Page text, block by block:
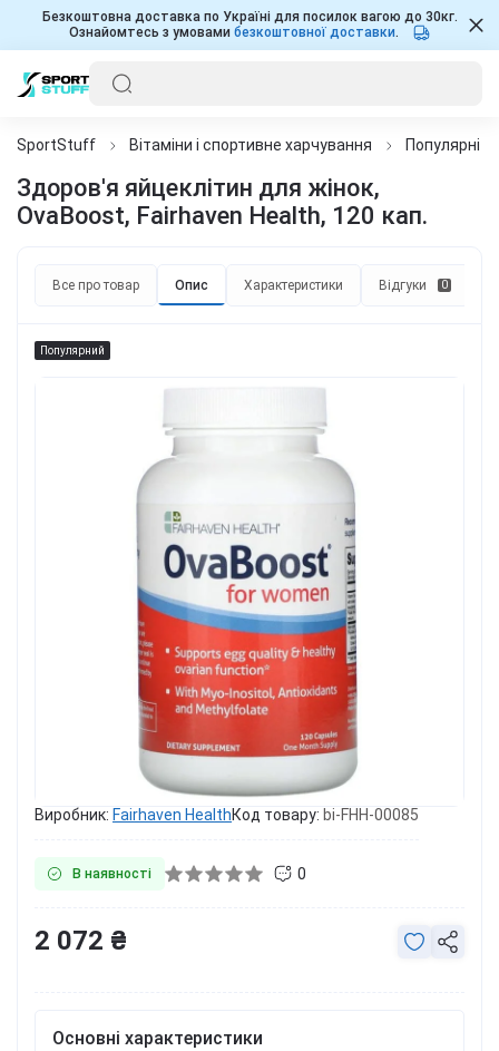
Безкоштовна доставка по Україні для посилок вагою до 30кг.
Ознайомтесь з умовами безкоштовної доставки.
SportStuff Вітаміни і спортивне харчування Популярні
Здоров'я яйцеклітин для жінок,
OvaBoost, Fairhaven Health, 120 кап.
Все про товар Опис Характеристики Відгуки 0
Популярний
Виробник: Fairhaven HealthКод товару: bi-FHH-00085
В наявності 0
Основні характеристики
2 072 ₴